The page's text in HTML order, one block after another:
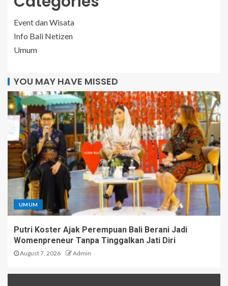
Event dan Wisata
Info Bali Netizen
Umum
YOU MAY HAVE MISSED
UMUM
Putri Koster Ajak Perempuan Bali Berani Jadi
Womenpreneur Tanpa Tinggalkan Jati Diri
August 7, 2026 Admin